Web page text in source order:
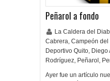
Peñarol a fondo
La Caldera del
Cabrera, Campeón del
Deportivo Quito, Diego
Rodríguez, Peñarol ,
Ayer fue un artículo